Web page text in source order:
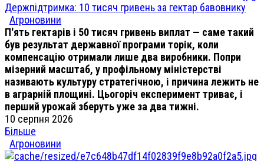
Держпідтримка: 10 тисяч гривень за гектар бавовнику
Агроновини
П'ять гектарів і 50 тисяч гривень виплат — саме такий
був результат державної програми торік, коли
компенсацію отримали лише два виробники. Попри
мізерний масштаб, у профільному міністерстві
називають культуру стратегічною, і причина лежить не
в аграрній площині. Цьогоріч експеримент триває, і
перший урожай зберуть уже за два тижні.
10 серпня 2026
Більше
Агроновини